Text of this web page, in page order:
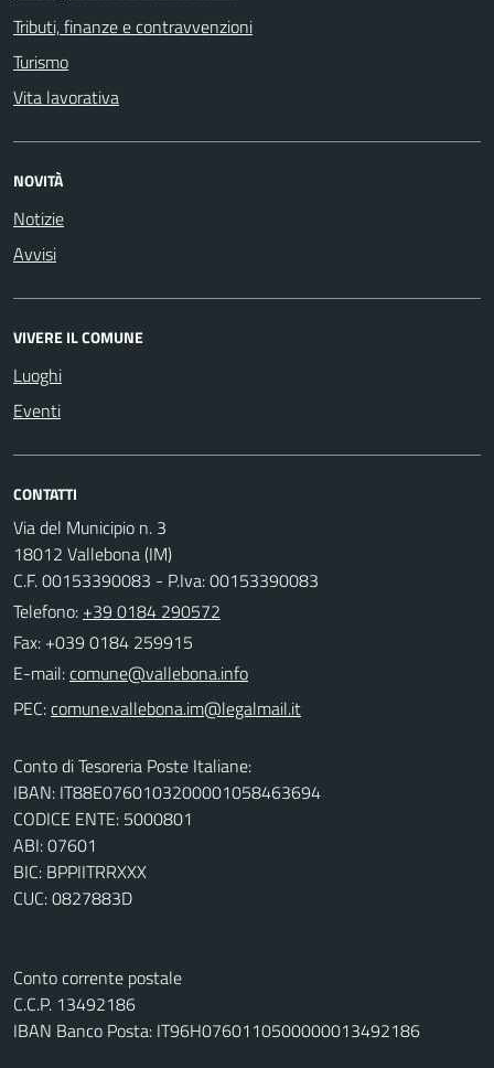
Tributi, finanze e contravvenzioni
Turismo
Vita lavorativa
NOVITÀ
Notizie
Avvisi
VIVERE IL COMUNE
Luoghi
Eventi
CONTATTI
Via del Municipio n. 3
18012 Vallebona (IM)
C.F. 00153390083 - P.Iva: 00153390083
Telefono: +39 0184 290572
Fax: +039 0184 259915
E-mail:
PEC:
Conto di Tesoreria Poste Italiane:
IBAN: IT88E0760103200001058463694
CODICE ENTE: 5000801
ABI: 07601
BIC: BPPIITRRXXX
CUC: 0827883D
Conto corrente postale
C.C.P. 13492186
IBAN Banco Posta: IT96H0760110500000013492186